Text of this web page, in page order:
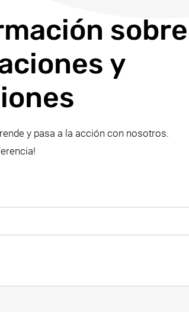
sobre
y
y pasa a la acción con nosotros.